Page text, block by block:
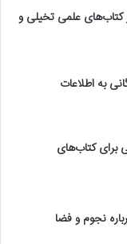
کتاب‌های علمی تخیلی و
برای کتاب‌های
نجوم و فضا